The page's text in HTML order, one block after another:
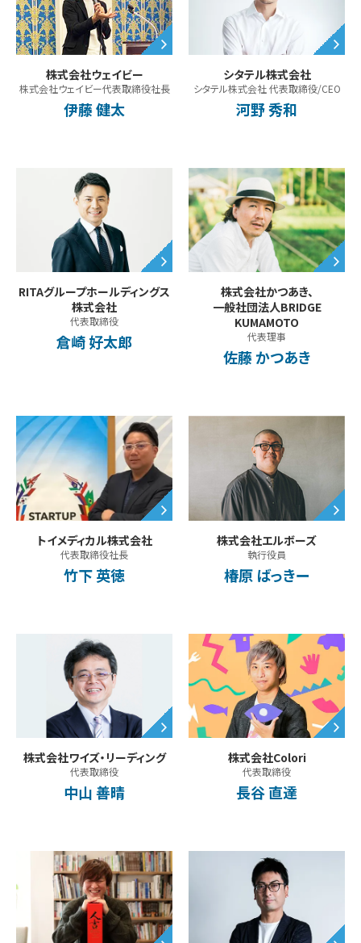
株式会社ウェイビー
株式会社ウェイビー代表取締役社長
伊藤 健太
シタテル株式会社
シタテル株式会社 代表取締役/CEO
河野 秀和
RITAグループホールディングス
株式会社
代表取締役
倉崎 好太郎
株式会社かつあき、
一般社団法人BRIDGE
KUMAMOTO
代表理事
佐藤 かつあき
トイメディカル株式会社
代表取締役社長
竹下 英徳
株式会社エルボーズ
執行役員
椿原 ばっきー
株式会社ワイズ・リーディング
代表取締役
中山 善晴
株式会社Colori
代表取締役
長谷 直達